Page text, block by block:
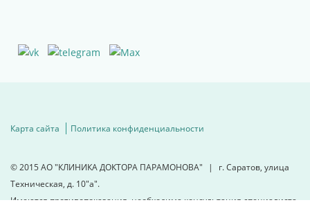
Карта сайта Политика конфиденциальности
© 2015 АО "КЛИНИКА ДОКТОРА ПАРАМОНОВА" |
г. Саратов, улица
Техническая, д. 10"а".
Имеются противопоказания, необходима консультация специалиста.